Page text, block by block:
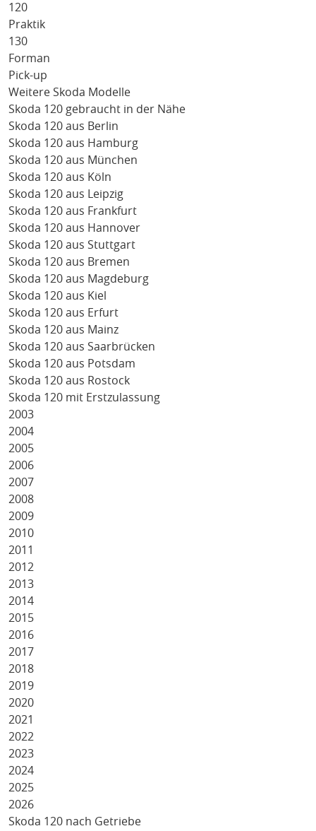
120
Praktik
130
Forman
Pick-up
Weitere Skoda Modelle
Skoda 120 gebraucht in der Nähe
Skoda 120 aus Berlin
Skoda 120 aus Hamburg
Skoda 120 aus München
Skoda 120 aus Köln
Skoda 120 aus Leipzig
Skoda 120 aus Frankfurt
Skoda 120 aus Hannover
Skoda 120 aus Stuttgart
Skoda 120 aus Bremen
Skoda 120 aus Magdeburg
Skoda 120 aus Kiel
Skoda 120 aus Erfurt
Skoda 120 aus Mainz
Skoda 120 aus Saarbrücken
Skoda 120 aus Potsdam
Skoda 120 aus Rostock
Skoda 120 mit Erstzulassung
2003
2004
2005
2006
2007
2008
2009
2010
2011
2012
2013
2014
2015
2016
2017
2018
2019
2020
2021
2022
2023
2024
2025
2026
Skoda 120 nach Getriebe